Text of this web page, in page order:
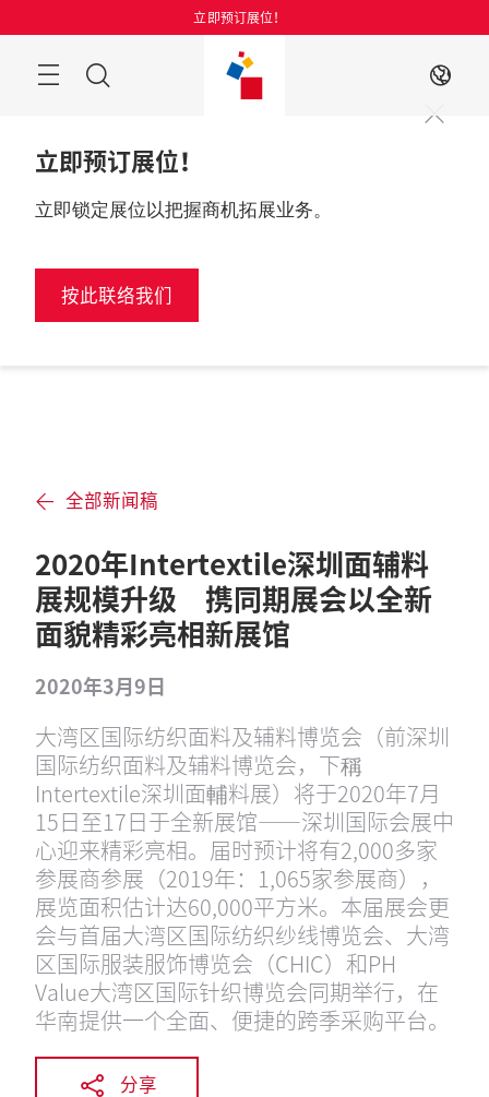
过
立即预订展位！
菜
ZH
立即预订展位！
立即锁定展位以把握商机拓展业务。
按此联络我们
全部新闻稿
2020年Intertextile深圳面辅料
展规模升级 携同期展会以全新
面貌精彩亮相新展馆
2020年3月9日
大湾区国际纺织面料及辅料博览会（前深圳
国际纺织面料及辅料博览会，下稱
Intertextile深圳面輔料展）将于2020年7月
15日至17日于全新展馆——深圳国际会展中
心迎来精彩亮相。届时预计将有2,000多家
参展商参展（2019年：1,065家参展商），
展览面积估计达60,000平方米。本届展会更
会与首届大湾区国际纺织纱线博览会、大湾
区国际服装服饰博览会（CHIC）和PH
Value大湾区国际针织博览会同期举行，在
华南提供一个全面、便捷的跨季采购平台。
分享